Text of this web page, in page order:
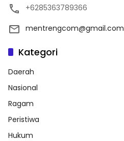
+6285363789366
mentrengcom@gmail.com
Kategori
Daerah
Nasional
Ragam
Peristiwa
Hukum